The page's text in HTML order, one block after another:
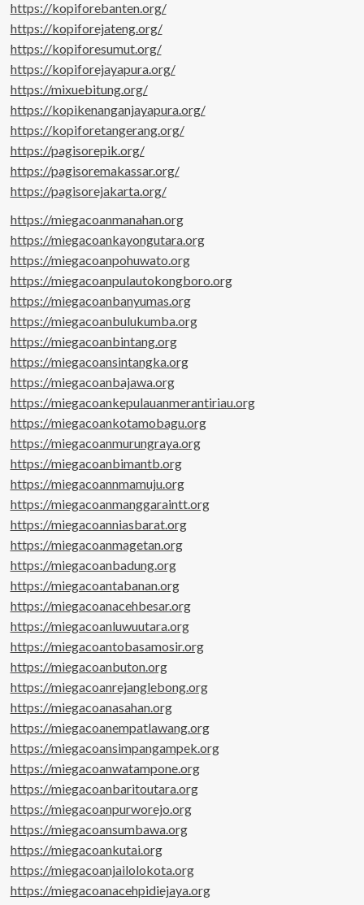
https://kopiforebanten.org/
https://kopiforejateng.org/
https://kopiforesumut.org/
https://kopiforejayapura.org/
https://mixuebitung.org/
https://kopikenanganjayapura.org/
https://kopiforetangerang.org/
https://pagisorepik.org/
https://pagisoremakassar.org/
https://pagisorejakarta.org/
https://miegacoanmanahan.org
https://miegacoankayongutara.org
https://miegacoanpohuwato.org
https://miegacoanpulautokongboro.org
https://miegacoanbanyumas.org
https://miegacoanbulukumba.org
https://miegacoanbintang.org
https://miegacoansintangka.org
https://miegacoanbajawa.org
https://miegacoankepulauanmerantiriau.org
https://miegacoankotamobagu.org
https://miegacoanmurungraya.org
https://miegacoanbimantb.org
https://miegacoannmamuju.org
https://miegacoanmanggaraintt.org
https://miegacoanniasbarat.org
https://miegacoanmagetan.org
https://miegacoanbadung.org
https://miegacoantabanan.org
https://miegacoanacehbesar.org
https://miegacoanluwuutara.org
https://miegacoantobasamosir.org
https://miegacoanbuton.org
https://miegacoanrejanglebong.org
https://miegacoanasahan.org
https://miegacoanempatlawang.org
https://miegacoansimpangampek.org
https://miegacoanwatampone.org
https://miegacoanbaritoutara.org
https://miegacoanpurworejo.org
https://miegacoansumbawa.org
https://miegacoankutai.org
https://miegacoanjailolokota.org
https://miegacoanacehpidiejaya.org